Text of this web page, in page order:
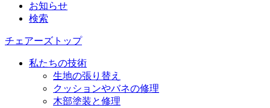
お知らせ
検索
チェアーズトップ
私たちの技術
生地の張り替え
クッションやバネの修理
木部塗装と修理